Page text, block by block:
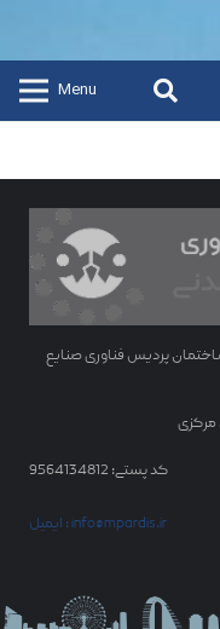
Menu
پردیس فناوری صنایع
مرکزی
کد پستی: 9564134812
ایمیل : info@mpardis.ir